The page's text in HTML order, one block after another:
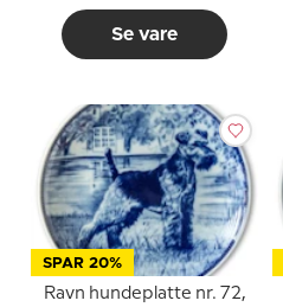
Se vare
SPAR 20%
Ravn hundeplatte nr. 72,